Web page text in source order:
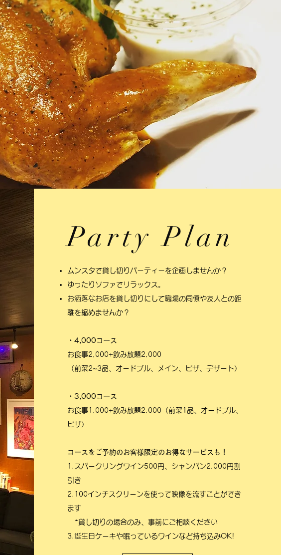
​Party Plan
ムンスタで貸し切りパーティーを企画しませんか？
ゆったりソファでリラックス。
お洒落なお店を貸し切りにして職場の同僚や友人との距
離を縮めませんか？
・4,000コース
お食事2,000+飲み放題2,000
（前菜2~3品、オードブル、メイン、ピザ、デザート）
・3,000コース
お食事1,000+飲み放題2,000（前菜1品、オードブル、
ピザ）
コースをご予約のお客様限定のお得なサービスも！
1.スパークリングワイン500円、シャンパン2,000円割
引き
2.100インチスクリーンを使って映像を流すことができ
ます
*貸し切りの場合のみ、事前にご相談ください
3.誕生日ケーキや眠っているワインなど持ち込みOK!